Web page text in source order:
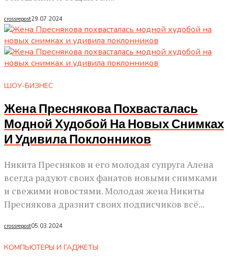
crossrepost29.07.2024
ШОУ-БИЗНЕС
Жена Преснякова Похвасталась
Модной Худобой На Новых Снимках
И Удивила Поклонников
Никита Пресняков и его молодая супруга Алена
всегда радуют своих фанатов новыми снимками
и свежими новостями. Молодая жена Никиты
Преснякова дразнит своих подписчиков всё...
crossrepost05.03.2024
КОМПЬЮТЕРЫ И ГАДЖЕТЫ